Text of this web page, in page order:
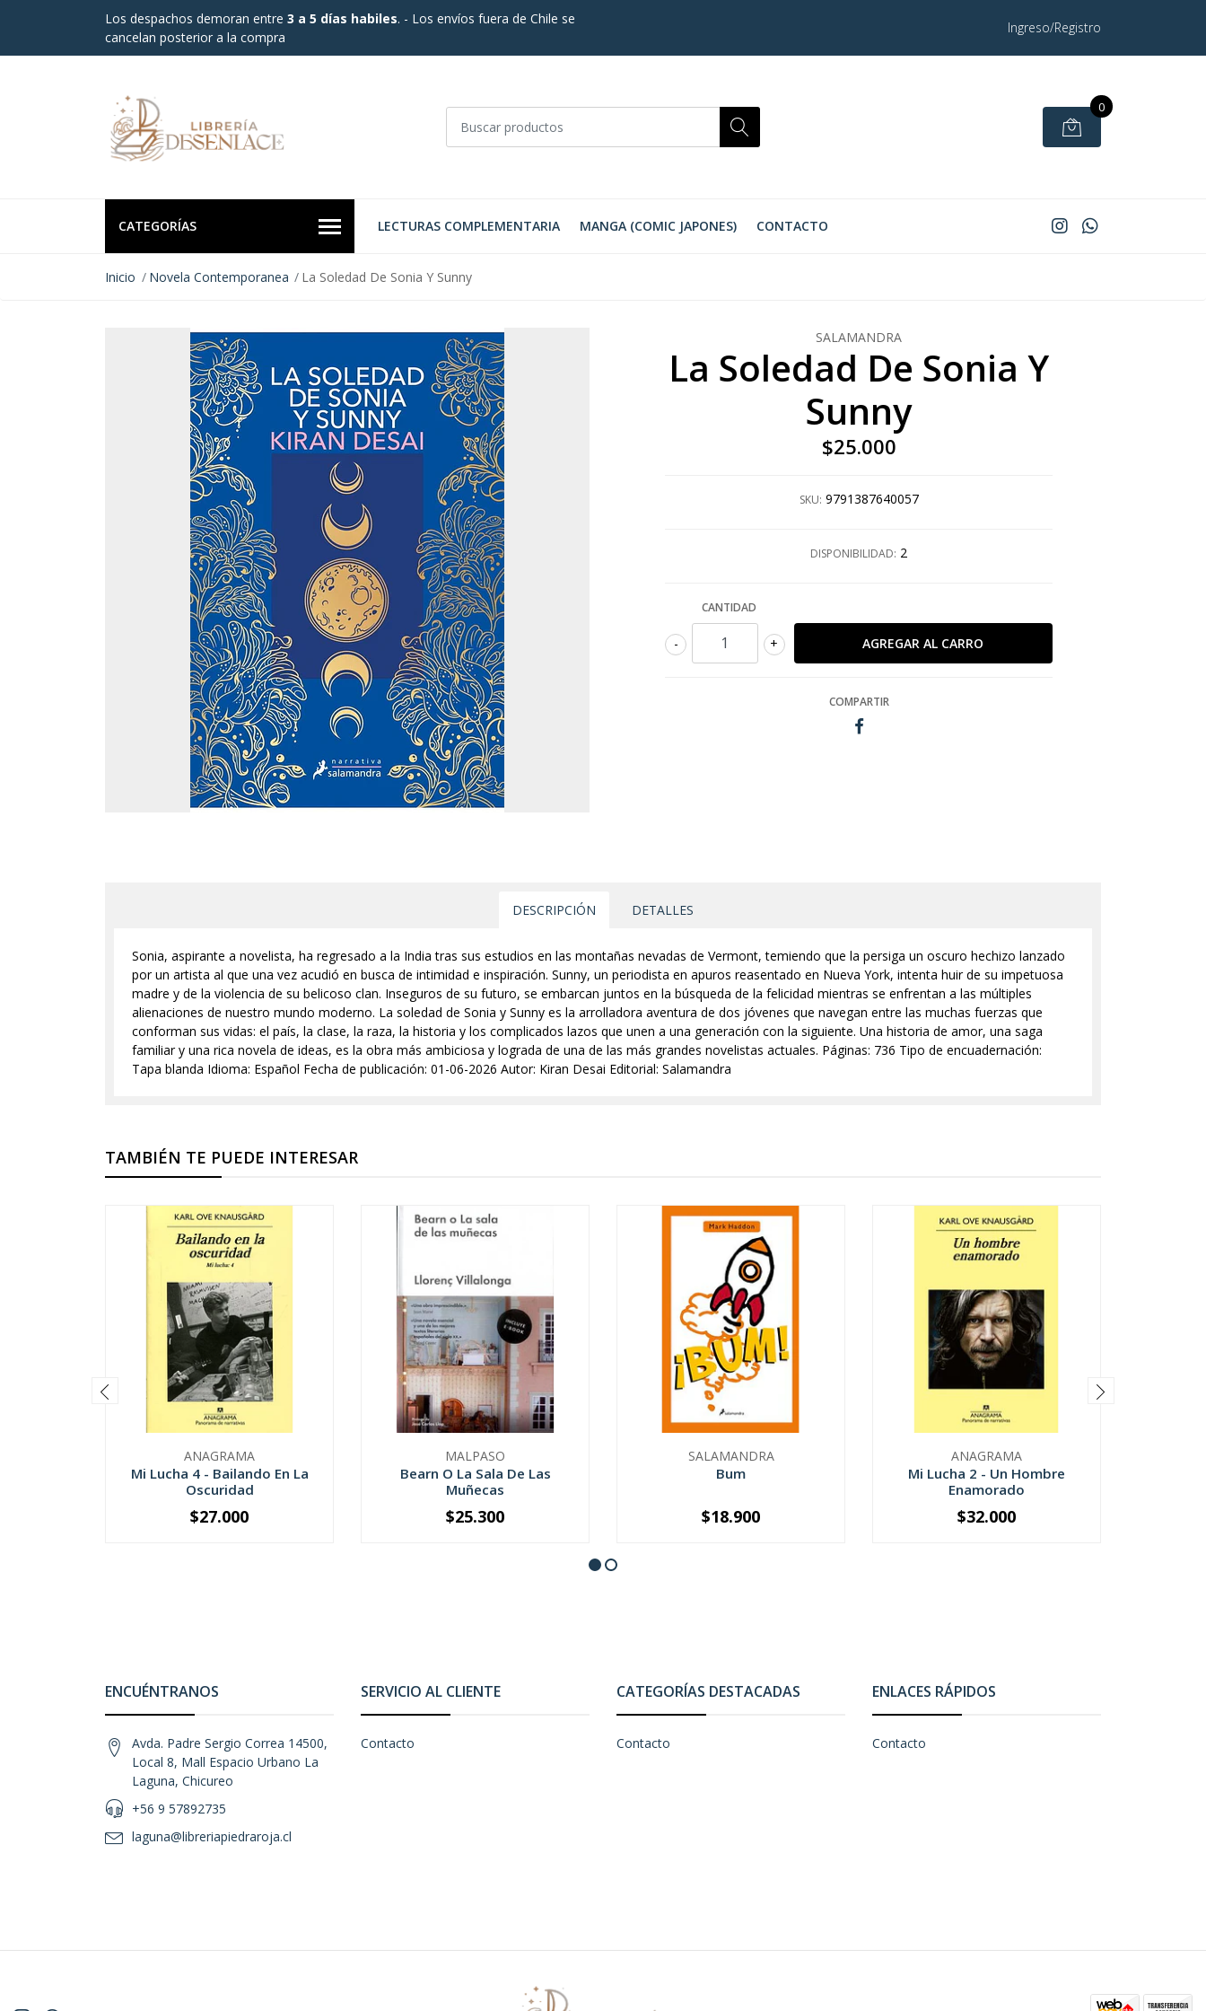
Los despachos demoran entre 3 a 5 días habiles. - Los envíos fuera de Chile se
cancelan posterior a la compra
Ingreso/Registro
0
CATEGORÍAS LECTURAS COMPLEMENTARIA MANGA (COMIC JAPONES) CONTACTO
Inicio Novela Contemporanea La Soledad De Sonia Y Sunny
SALAMANDRA
La Soledad De Sonia Y
Sunny
$25.000
SKU: 9791387640057
DISPONIBILIDAD: 2
CANTIDAD
+
-
COMPARTIR
DESCRIPCIÓN DETALLES
Sonia, aspirante a novelista, ha regresado a la India tras sus estudios en las montañas nevadas de Vermont, temiendo que la persiga un oscuro hechizo lanzado
por un artista al que una vez acudió en busca de intimidad e inspiración. Sunny, un periodista en apuros reasentado en Nueva York, intenta huir de su impetuosa
madre y de la violencia de su belicoso clan. Inseguros de su futuro, se embarcan juntos en la búsqueda de la felicidad mientras se enfrentan a las múltiples
alienaciones de nuestro mundo moderno. La soledad de Sonia y Sunny es la arrolladora aventura de dos jóvenes que navegan entre las muchas fuerzas que
conforman sus vidas: el país, la clase, la raza, la historia y los complicados lazos que unen a una generación con la siguiente. Una historia de amor, una saga
familiar y una rica novela de ideas, es la obra más ambiciosa y lograda de una de las más grandes novelistas actuales. Páginas: 736 Tipo de encuadernación:
Tapa blanda Idioma: Español Fecha de publicación: 01-06-2026 Autor: Kiran Desai Editorial: Salamandra
TAMBIÉN TE PUEDE INTERESAR
ANAGRAMA
Mi Lucha 4 - Bailando En La
Oscuridad
+
$27.000
MALPASO
Bearn O La Sala De Las
Muñecas
+
$25.300
SALAMANDRA
Bum
+
$18.900
ANAGRAMA
Mi Lucha 2 - Un Hombre
Enamorado
+
$32.000
ENCUÉNTRANOS
Avda. Padre Sergio Correa 14500,
Local 8, Mall Espacio Urbano La
Laguna, Chicureo
+56 9 57892735
laguna@libreriapiedraroja.cl
SERVICIO AL CLIENTE
Contacto
CATEGORÍAS DESTACADAS
Contacto
ENLACES RÁPIDOS
Contacto